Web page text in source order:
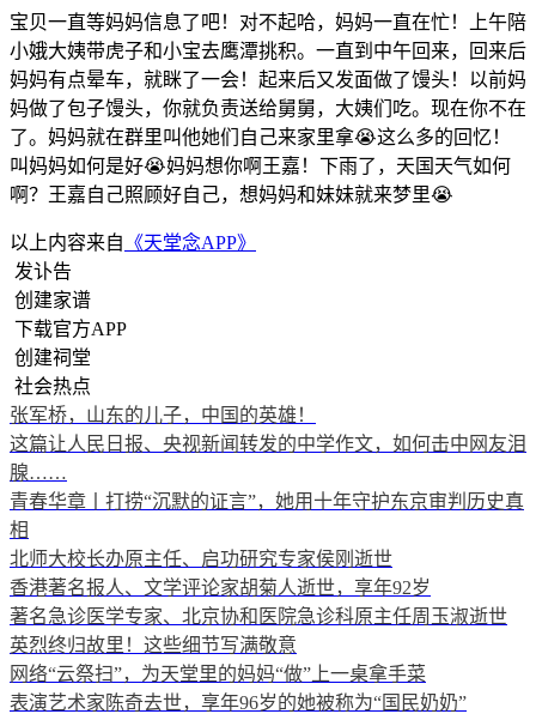
宝贝一直等妈妈信息了吧！对不起哈，妈妈一直在忙！上午陪
小娥大姨带虎子和小宝去鹰潭挑积。一直到中午回来，回来后
妈妈有点晕车，就眯了一会！起来后又发面做了馒头！以前妈
妈做了包子馒头，你就负责送给舅舅，大姨们吃。现在你不在
了。妈妈就在群里叫他她们自己来家里拿😭这么多的回忆！
叫妈妈如何是好😭妈妈想你啊王嘉！下雨了，天国天气如何
啊？王嘉自己照顾好自己，想妈妈和妹妹就来梦里😭
以上内容来自 《天堂念APP》
发讣告
创建家谱
下载官方APP
创建祠堂
社会热点
张军桥，山东的儿子，中国的英雄！
这篇让人民日报、央视新闻转发的中学作文，如何击中网友泪
腺……
青春华章丨打捞“沉默的证言”，她用十年守护东京审判历史真
相
北师大校长办原主任、启功研究专家侯刚逝世
香港著名报人、文学评论家胡菊人逝世，享年92岁
著名急诊医学专家、北京协和医院急诊科原主任周玉淑逝世
英烈终归故里！这些细节写满敬意
网络“云祭扫”，为天堂里的妈妈“做”上一桌拿手菜
表演艺术家陈奇去世，享年96岁的她被称为“国民奶奶”